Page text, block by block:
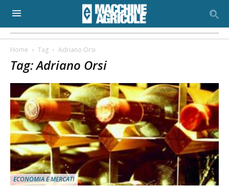
Home Tag Adriano Orsi
Tag: Adriano Orsi
ECONOMIA E MERCATI